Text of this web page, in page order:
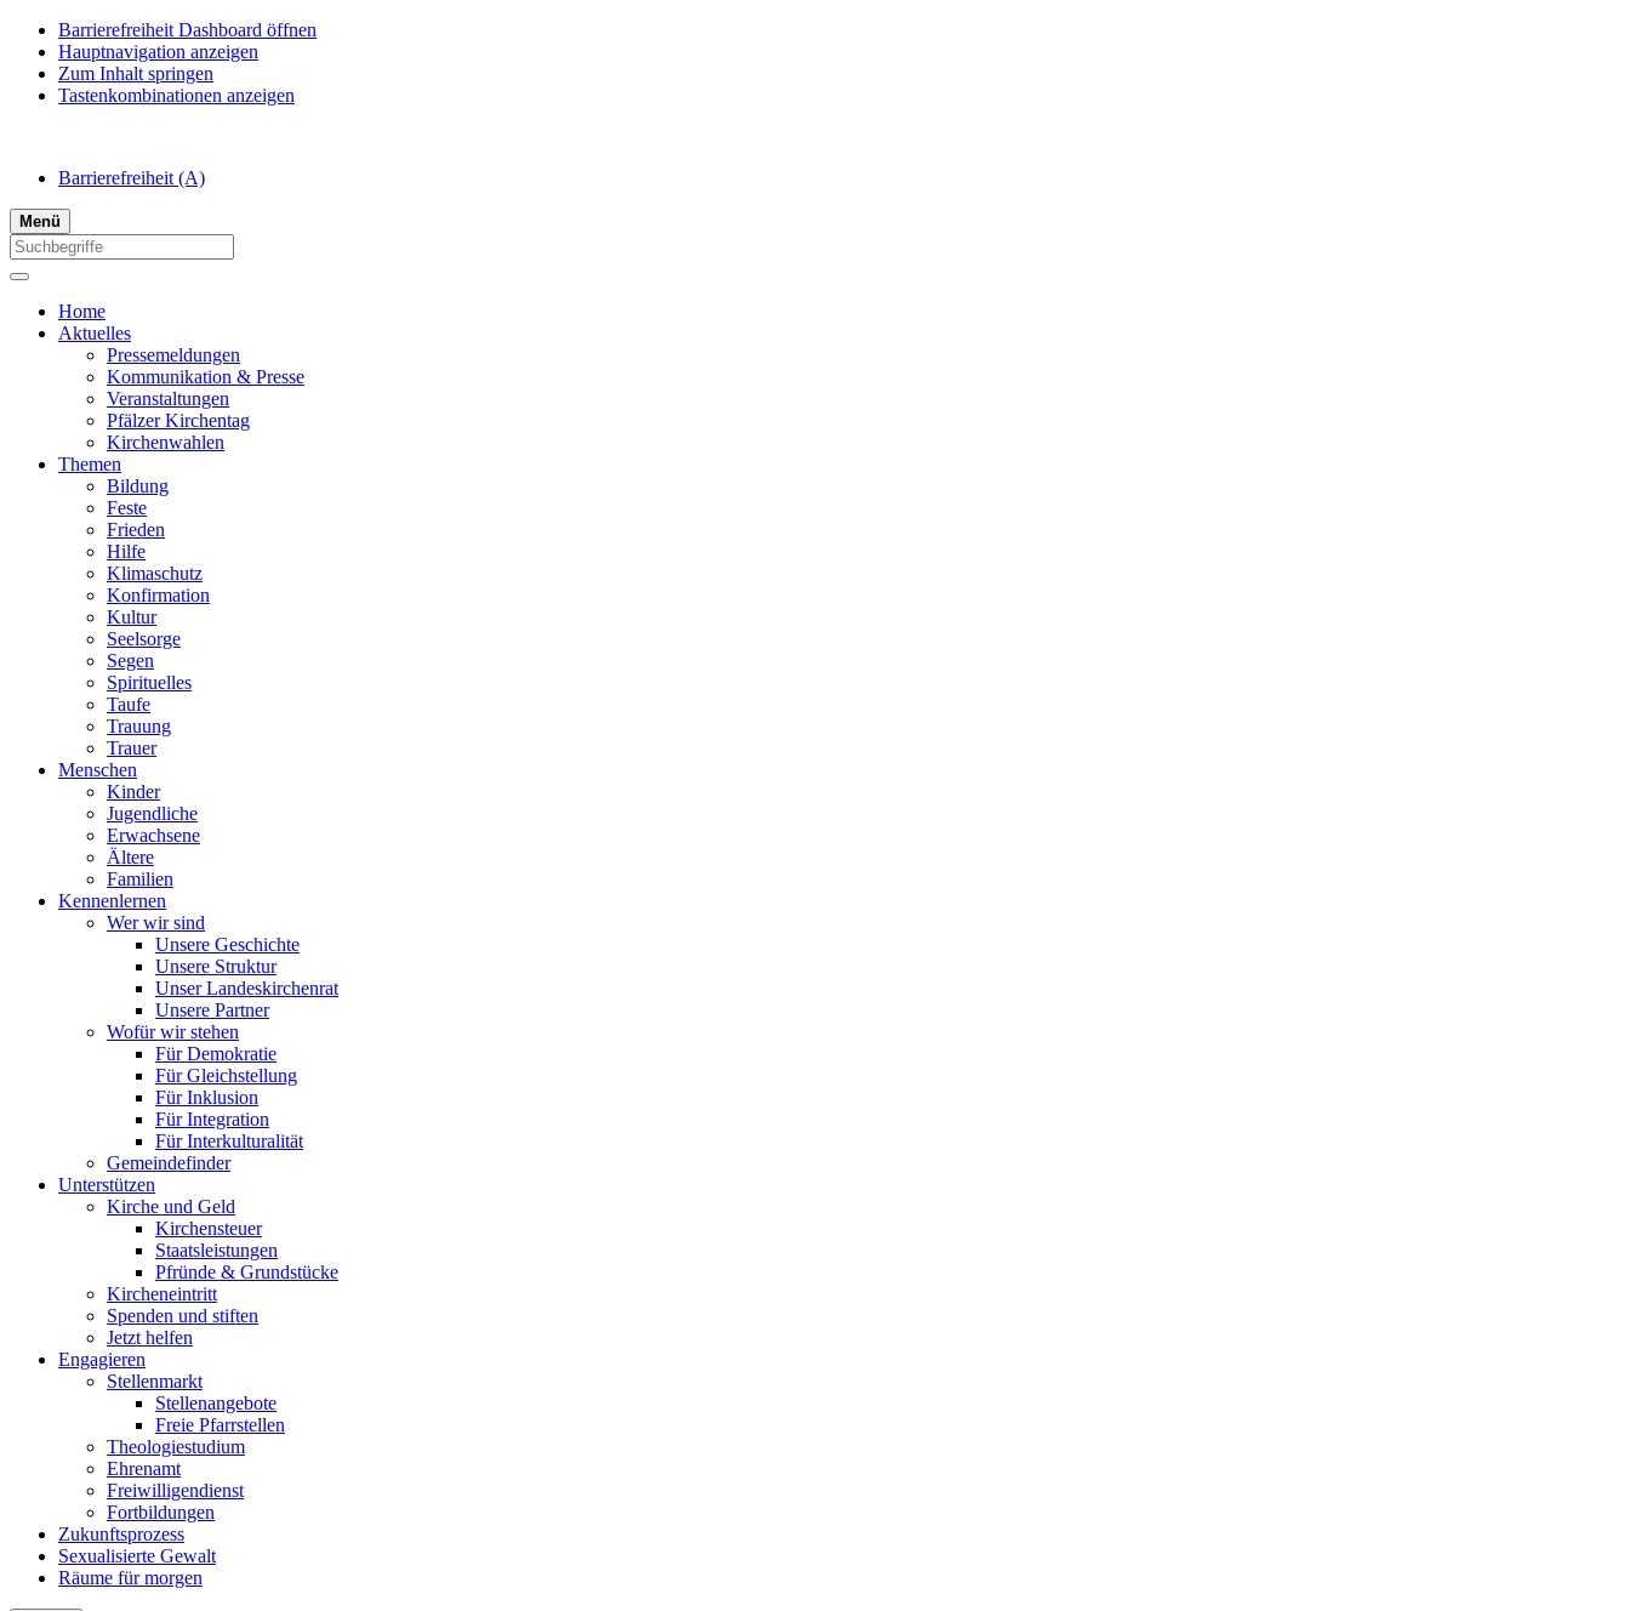
Barrierefreiheit Dashboard öffnen
Hauptnavigation anzeigen
Zum Inhalt springen
Tastenkombinationen anzeigen
Barrierefreiheit (A)
Menü
Home
Aktuelles
Pressemeldungen
Kommunikation & Presse
Veranstaltungen
Pfälzer Kirchentag
Kirchenwahlen
Themen
Bildung
Feste
Frieden
Hilfe
Klimaschutz
Konfirmation
Kultur
Seelsorge
Segen
Spirituelles
Taufe
Trauung
Trauer
Menschen
Kinder
Jugendliche
Erwachsene
Ältere
Familien
Kennenlernen
Wer wir sind
Unsere Geschichte
Unsere Struktur
Unser Landeskirchenrat
Unsere Partner
Wofür wir stehen
Für Demokratie
Für Gleichstellung
Für Inklusion
Für Integration
Für Interkulturalität
Gemeindefinder
Unterstützen
Kirche und Geld
Kirchensteuer
Staatsleistungen
Pfründe & Grundstücke
Kircheneintritt
Spenden und stiften
Jetzt helfen
Engagieren
Stellenmarkt
Stellenangebote
Freie Pfarrstellen
Theologiestudium
Ehrenamt
Freiwilligendienst
Fortbildungen
Zukunftsprozess
Sexualisierte Gewalt
Räume für morgen